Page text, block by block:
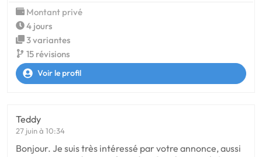
Montant privé
4 jours
3 variantes
15 révisions
Voir le profil
Teddy
27 juin à 10:34
Bonjour. Je suis très intéressé par votre annonce, aussi